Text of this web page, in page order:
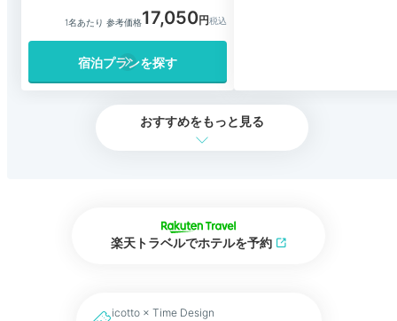
1名あたり 参考価格17,050
宿泊プランを探す
おすすめをもっと見る
楽天トラベルでホテルを予約
icotto × Time Design